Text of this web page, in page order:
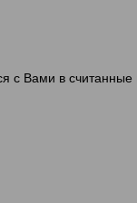
с Вами в считанные